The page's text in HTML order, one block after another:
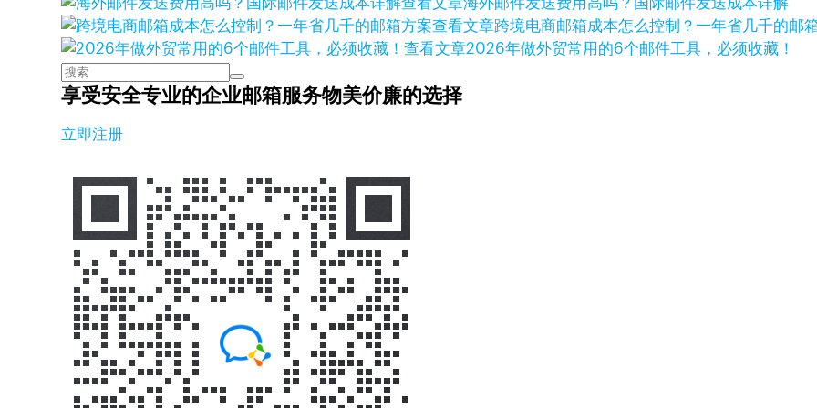
查看文章跨境电商邮箱成本怎么控制？一年省几千的邮
查看文章2026年做外贸常用的6个邮件工具，必须收藏！
享受安全专业的企业邮箱服务物美价廉的选择
立即注册